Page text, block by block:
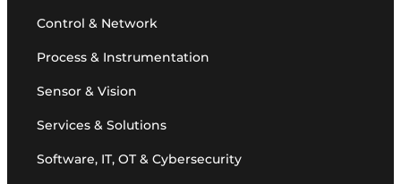
Control & Network
Process & Instrumentation
Sensor & Vision
Services & Solutions
Software, IT, OT & Cybersecurity